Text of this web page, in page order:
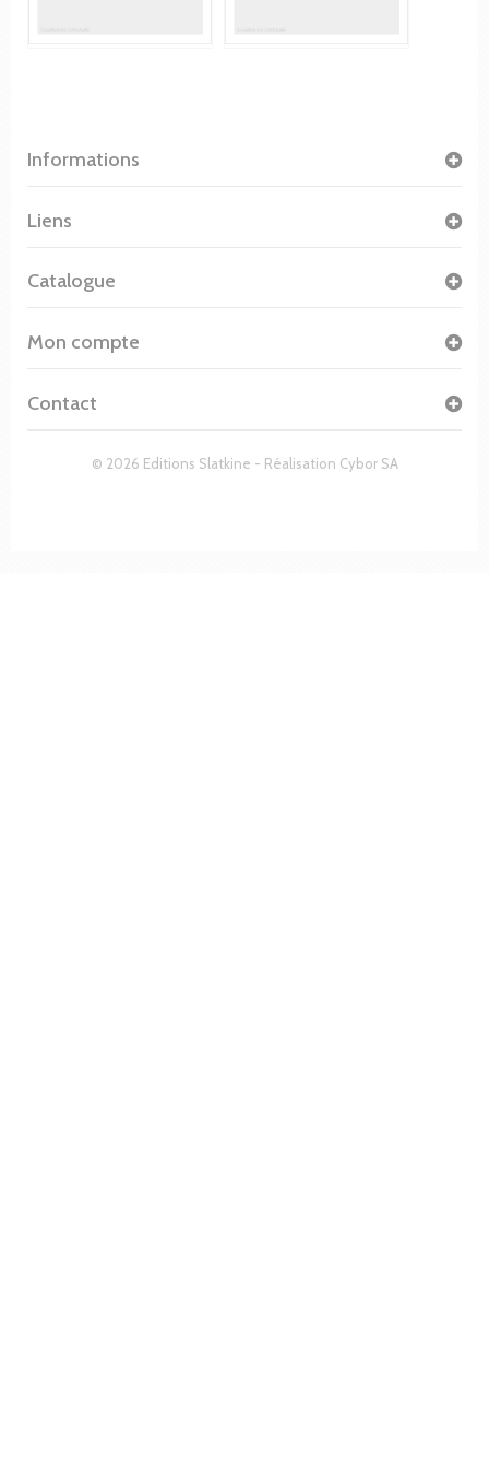
Informations
© 2026 Editions Slatkine - Réalisation Cybor SA
Liens
Catalogue
Mon compte
Contact